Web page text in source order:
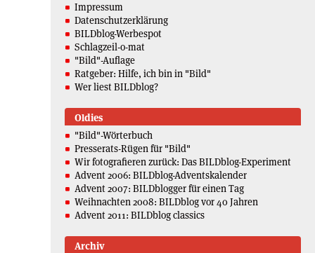
Impressum
Datenschutzerklärung
BILDblog-Werbespot
Schlagzeil-o-mat
"Bild"-Auflage
Ratgeber: Hilfe, ich bin in "Bild"
Wer liest BILDblog?
Oldies
"Bild"-Wörterbuch
Presserats-Rügen für "Bild"
Wir fotografieren zurück: Das BILDblog-Experiment
Advent 2006: BILDblog-Adventskalender
Advent 2007: BILDblogger für einen Tag
Weihnachten 2008: BILDblog vor 40 Jahren
Advent 2011: BILDblog classics
Archiv